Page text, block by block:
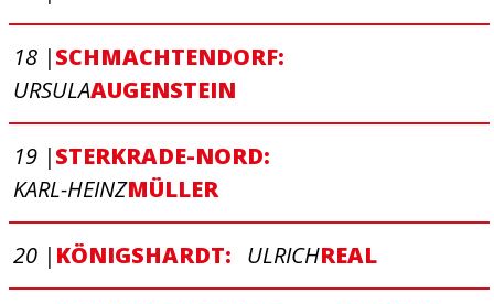
18 |SCHMACHTENDORF:
URSULAAUGENSTEIN
19 |STERKRADE-NORD:
KARL-HEINZMÜLLER
20 | KÖNIGSHARDT: ULRICHREAL